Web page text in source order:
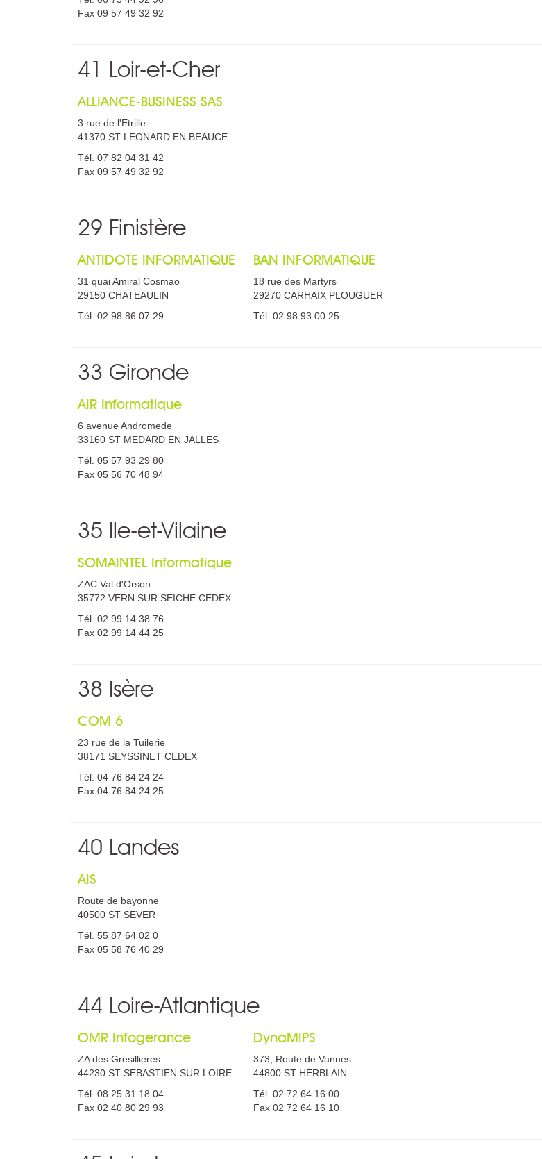
Fax 09 57 49 32 92
41 Loir-et-Cher
ALLIANCE-BUSINESS SAS
3 rue de l'Etrille
41370 ST LEONARD EN BEAUCE
Tél. 07 82 04 31 42
Fax 09 57 49 32 92
29 Finistère
ANTIDOTE INFORMATIQUE
31 quai Amiral Cosmao
29150 CHATEAULIN
Tél. 02 98 86 07 29
BAN INFORMATIQUE
18 rue des Martyrs
29270 CARHAIX PLOUGUER
Tél. 02 98 93 00 25
33 Gironde
AIR Informatique
6 avenue Andromede
33160 ST MEDARD EN JALLES
Tél. 05 57 93 29 80
Fax 05 56 70 48 94
35 Ile-et-Vilaine
SOMAINTEL Informatique
ZAC Val d'Orson
35772 VERN SUR SEICHE CEDEX
Tél. 02 99 14 38 76
Fax 02 99 14 44 25
38 Isère
COM 6
23 rue de la Tuilerie
38171 SEYSSINET CEDEX
Tél. 04 76 84 24 24
Fax 04 76 84 24 25
40 Landes
AIS
Route de bayonne
40500 ST SEVER
Tél. 55 87 64 02 0
Fax 05 58 76 40 29
44 Loire-Atlantique
OMR Infogerance
ZA des Gresillieres
44230 ST SEBASTIEN SUR LOIRE
Tél. 08 25 31 18 04
Fax 02 40 80 29 93
DynaMIPS
373, Route de Vannes
44800 ST HERBLAIN
Tél. 02 72 64 16 00
Fax 02 72 64 16 10